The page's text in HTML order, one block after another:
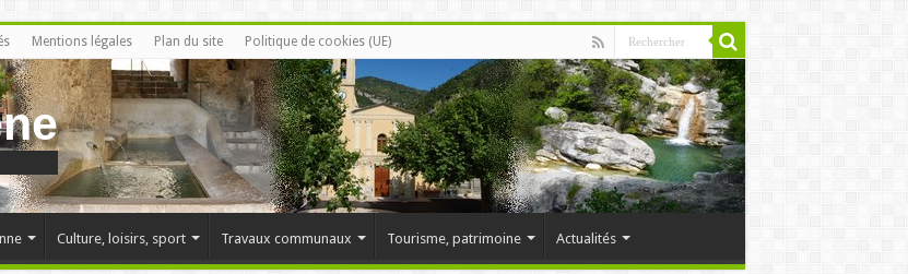
Mentions légales Plan du site Politique de cookies (UE)
Culture, loisirs, sport Travaux communaux Tourisme, patrimoine Actualités